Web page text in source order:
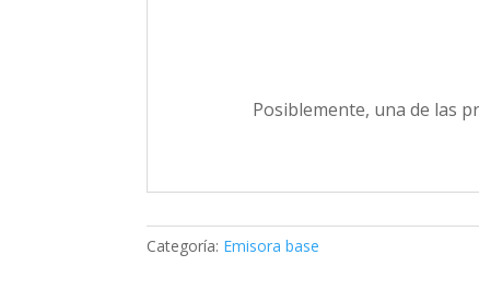
Posiblemente, una de las
Categoría: Emisora base